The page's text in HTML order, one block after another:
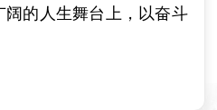
的人生舞台上，以奋斗